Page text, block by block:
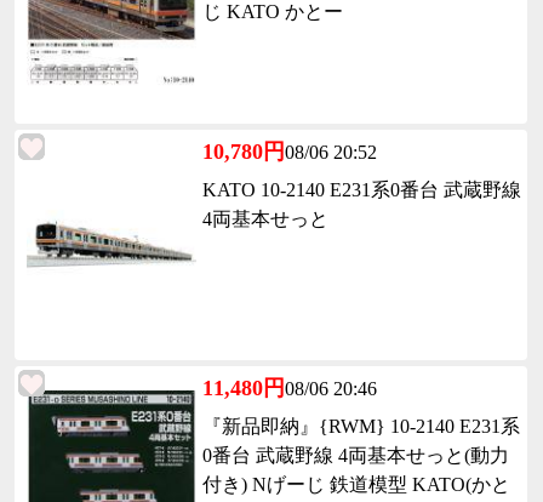
じ KATO かとー
10,780円08/06 20:52
KATO 10-2140 E231系0番台 武蔵野線
4両基本せっと
11,480円08/06 20:46
『新品即納』{RWM} 10-2140 E231系
0番台 武蔵野線 4両基本せっと(動力
付き) Nげーじ 鉄道模型 KATO(かと